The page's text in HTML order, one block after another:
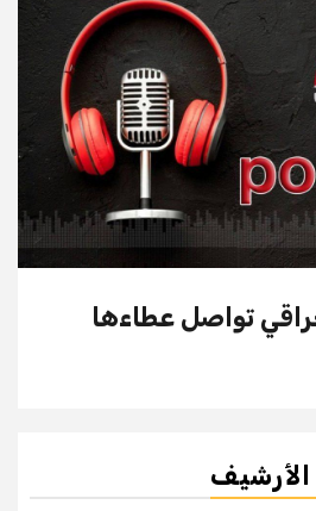
تواصل عطاءها
الأرشيف